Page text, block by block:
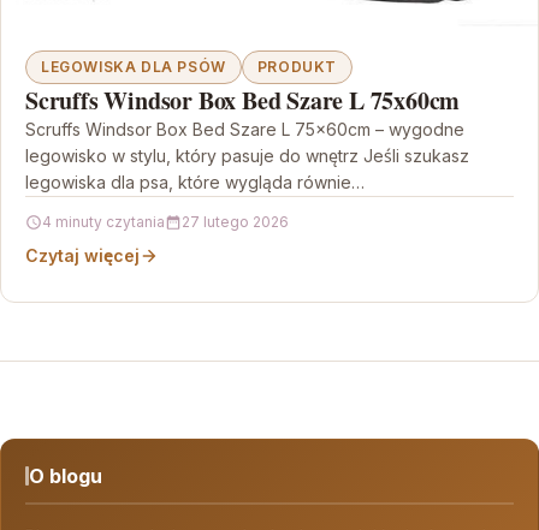
LEGOWISKA DLA PSÓW PRODUKT
Scruffs Windsor Box Bed Szare L 75x60cm
Scruffs Windsor Box Bed Szare L 75x60cm – wygodne
legowisko w stylu, który pasuje do wnętrz Jeśli szukasz
legowiska dla psa, które wygląda równie…
4 minuty czytania 27 lutego 2026
Czytaj więcej
O blogu